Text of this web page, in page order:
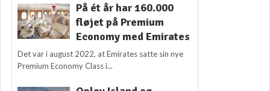
På ét år har 160.000
fløjet på Premium
Economy med Emirates
Det var i august 2022, at Emirates satte sin nye
Premium Economy Class i...